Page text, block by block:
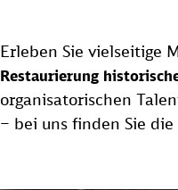
Erleben Sie vielseitige
Restaurierung
organisatorischen
– bei uns finden Sie